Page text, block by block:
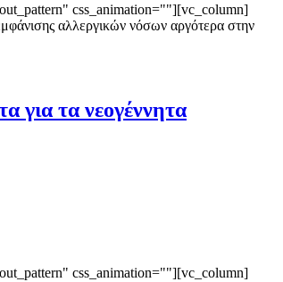
css_animation=""][vc_column]
αλλεργικών νόσων αργότερα στην
για τα νεογέννητα
css_animation=""][vc_column]